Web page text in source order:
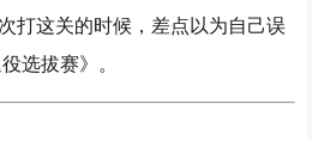
打这关的时候，差点以为自己误
选拔赛》。